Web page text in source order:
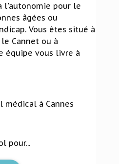
l'autonomie pour le
âgées ou
Vous êtes situé à
le Cannet ou à
équipe vous livre à
médical à Cannes
pour...